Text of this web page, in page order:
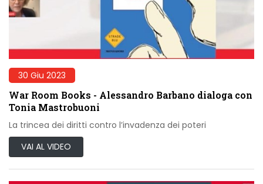
30 Giu 2023
War Room Books - Alessandro Barbano dialoga con
Tonia Mastrobuoni
La trincea dei diritti contro l’invadenza dei poteri
VAI AL VIDEO